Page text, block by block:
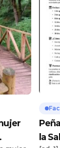
la